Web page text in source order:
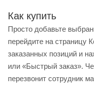
Как купить
Просто добавьте
перейдите на страницу
заказанных позиций и
или «Быстрый заказ».
перезвонит сотрудник